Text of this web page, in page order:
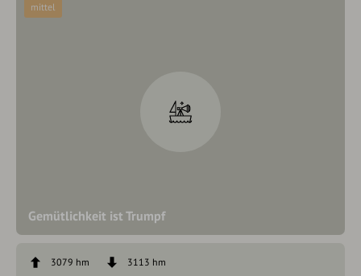
Gemütlichkeit ist Trumpf
mittel
3079 hm
3113 hm